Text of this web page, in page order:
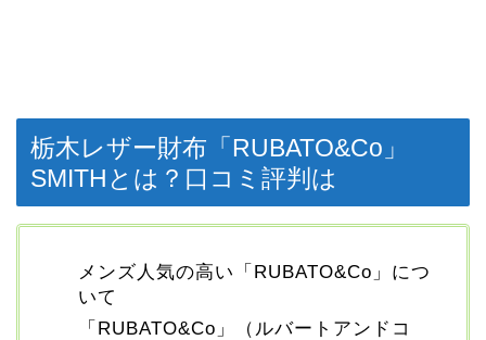
栃木レザー財布「RUBATO&Co」
SMITHとは？口コミ評判は
メンズ人気の高い「RUBATO&Co」につ
いて
「RUBATO&Co」（ルバートアンドコ